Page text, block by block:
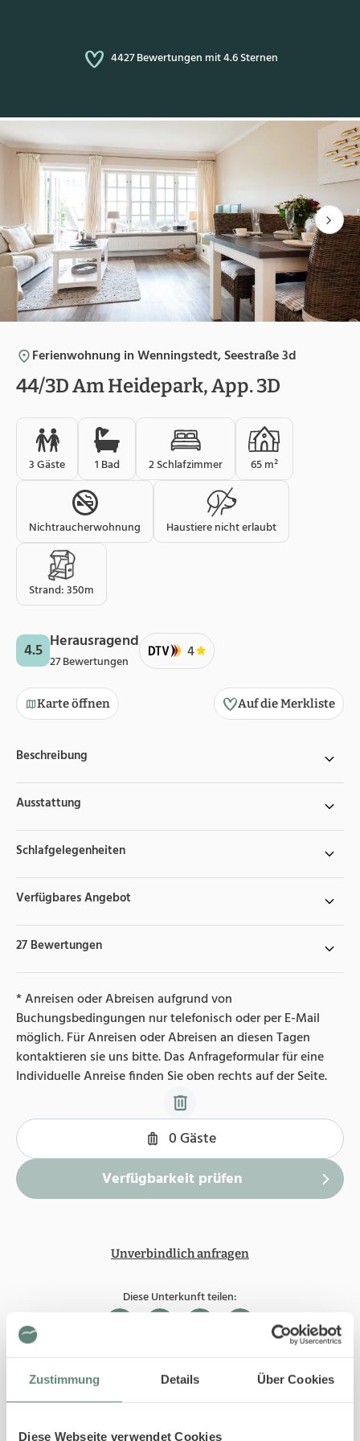
Zustimmung Details Über Cookies
Diese Webseite verwendet Cookies
4427 Bewertungen mit 4.6 Sternen
Ferienwohnung in Wenningstedt, Seestraße 3d
44/3D Am Heidepark, App. 3D
3 Gäste 1 Bad 2 Schlafzimmer 65 m²
Nichtraucherwohnung Haustiere nicht erlaubt
Strand: 350m
4.5 Herausragend
27 Bewertungen 4
Karte öffnen Auf die Merkliste
Beschreibung
Ausstattung
Schlafgelegenheiten
Verfügbares Angebot
27 Bewertungen
Unverbindlich anfragen
Diese Unterkunft teilen:
In Ihrer Buchung inbegriffen
Stornierung kostenfrei.